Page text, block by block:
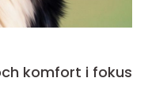
komfort i fokus